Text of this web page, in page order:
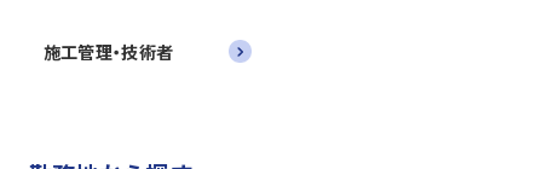
施工管理・技術者